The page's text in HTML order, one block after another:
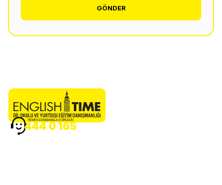
GÖNDER
HEMEN DANIŞMANLA GÖRÜŞÜN
444 0 165